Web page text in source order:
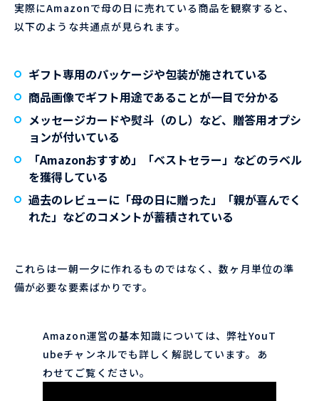
実際にAmazonで母の日に売れている商品を観察すると、
以下のような共通点が見られます。
ギフト専用のパッケージや包装が施されている
商品画像でギフト用途であることが一目で分かる
メッセージカードや熨斗（のし）など、贈答用オプシ
ョンが付いている
「Amazonおすすめ」「ベストセラー」などのラベル
を獲得している
過去のレビューに「母の日に贈った」「親が喜んでく
れた」などのコメントが蓄積されている
これらは一朝一夕に作れるものではなく、数ヶ月単位の準
備が必要な要素ばかりです。
Amazon運営の基本知識については、弊社YouT
ubeチャンネルでも詳しく解説しています。あ
わせてご覧ください。